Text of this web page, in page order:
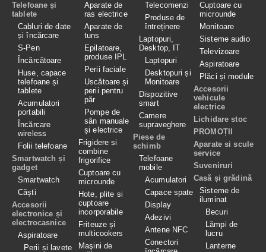
Telefoane și
tablete
Cabluri de date
și încărcare
S-Pen
Încărcătoare
Huse, capace
telefoane și
tablete
Acumulatori
portabili
Încărcare
wireless
Folii telefoane
Smartwatch și
gadget
Smartwatch
Căști
Accesorii
electronice și
electrocasnice
Aspiratoare
Perii și lavete
Aparate de
ras electrice
Aparate de
tuns
Epilatoare,
produse IPL
Perii faciale
Uscătoare și
perii pentru
păr
Pompe de
sân manuale
și electrice
Frigidere si
combine
frigorifice
Cuptoare cu
microunde
Hote, plite si
cuptoare
incorporabile
Friteuze și
multicookers
Maşini de
Telecomenzi
Produse de
întreținere
Laptopuri,
Desktop, IT
Laptopuri
Desktopuri și
Monitoare
Dispozitive
smart
Camere
supraveghere
Piese de
schimb
Telefoane
mobile
Acumulatori
Capace spate
Display
Adezivi
Antene NFC
Conectori
Cuptoare cu
microunde
Monitoare
Sisteme audio
Televizoare
Aspiratoare
Plăci și module
Accesorii
vehicule
electrice
Lichidare stoc
PROMOȚII
Aparate si scule
service
Suveniruri
Casă și grădină
Sisteme de
iluminat
Becuri
Lămpi de
lucru
Lanterne